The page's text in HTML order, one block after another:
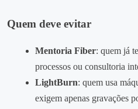
Quem deve evitar
Mentoria Fiber: quem já
processos ou consultoria
LightBurn: quem usa
exigem apenas gravações